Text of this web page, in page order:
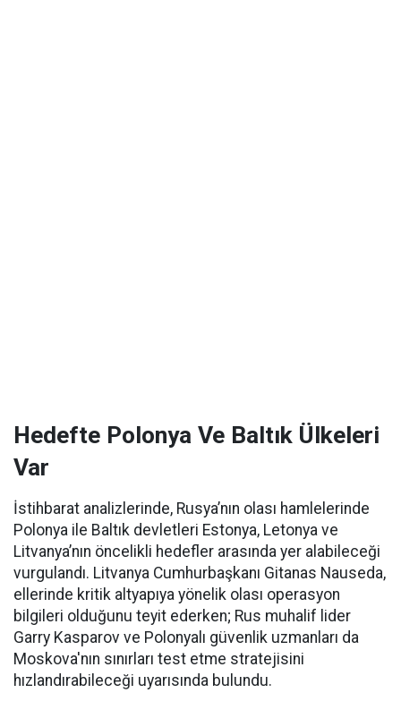
Hedefte Polonya Ve Baltık Ülkeleri
Var
İstihbarat analizlerinde, Rusya’nın olası hamlelerinde
Polonya ile Baltık devletleri Estonya, Letonya ve
Litvanya’nın öncelikli hedefler arasında yer alabileceği
vurgulandı. Litvanya Cumhurbaşkanı Gitanas Nauseda,
ellerinde kritik altyapıya yönelik olası operasyon
bilgileri olduğunu teyit ederken; Rus muhalif lider
Garry Kasparov ve Polonyalı güvenlik uzmanları da
Moskova'nın sınırları test etme stratejisini
hızlandırabileceği uyarısında bulundu.